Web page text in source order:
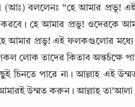
(আঃ) বললেনঃ “হে আমার প্রভু!
করবে। হে আমার প্রভু!
প্রভু! এই ফলকগুলোর মধ্যে
লোক তাদের কিতাব অন্তর্চক্ষে
চিনতে পারে না। আল্লাহ এই
উম্মত করুন। আল্লাহ তা'আলা